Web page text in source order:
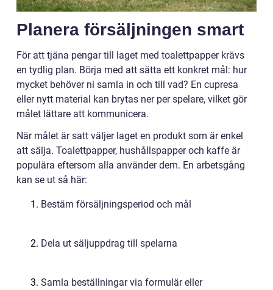
Planera försäljningen smart
För att tjäna pengar till laget med toalettpapper krävs
en tydlig plan. Börja med att sätta ett konkret mål: hur
mycket behöver ni samla in och till vad? En cupresa
eller nytt material kan brytas ner per spelare, vilket gör
målet lättare att kommunicera.
När målet är satt väljer laget en produkt som är enkel
att sälja. Toalettpapper, hushållspapper och kaffe är
populära eftersom alla använder dem. En arbetsgång
kan se ut så här:
Bestäm försäljningsperiod och mål
Dela ut säljuppdrag till spelarna
Samla beställningar via formulär eller